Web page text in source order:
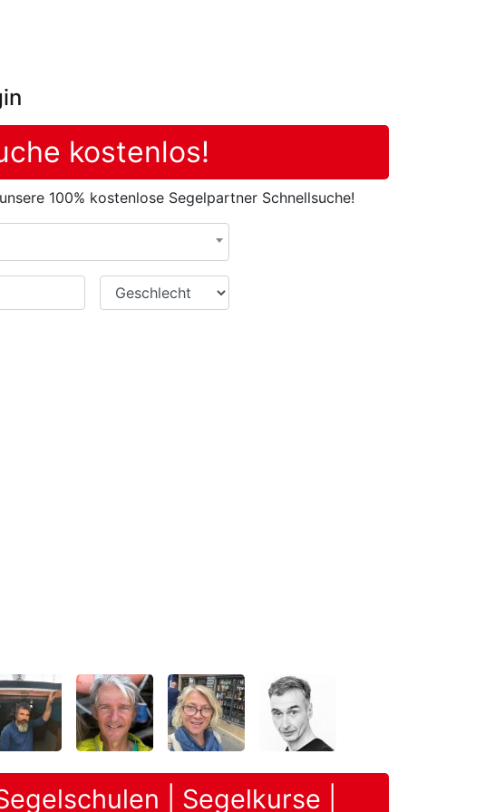
kostenlos!
100% kostenlose Segelpartner Schnellsuche!
Geschlecht
| Segelkurse |